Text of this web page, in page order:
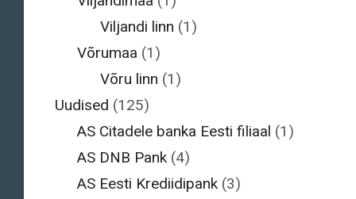
Viljandi linn (1)
Võrumaa (1)
Võru linn (1)
Uudised (125)
AS Citadele banka Eesti filiaal (1)
AS DNB Pank (4)
AS Eesti Krediidipank (3)